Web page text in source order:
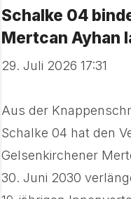
Schalke 04
Mertcan Ayhan
29. Juli 2026 17:31
Aus der
Schalke 04 hat den
Gelsenkirchener
30. Juni 2030